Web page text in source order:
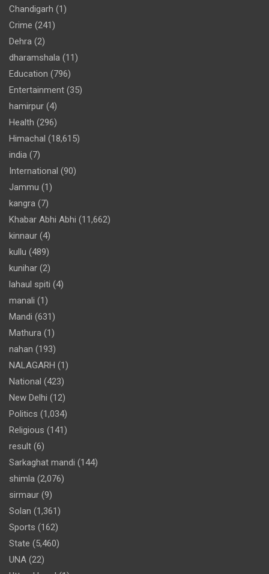
Chandigarh (1)
Crime (241)
Dehra (2)
dharamshala (11)
Education (796)
Entertainment (35)
hamirpur (4)
Health (296)
Himachal (18,615)
india (7)
International (90)
Jammu (1)
kangra (7)
Khabar Abhi Abhi (11,662)
kinnaur (4)
kullu (489)
kunihar (2)
lahaul spiti (4)
manali (1)
Mandi (631)
Mathura (1)
nahan (193)
NALAGARH (1)
National (423)
New Delhi (12)
Politics (1,034)
Religious (141)
result (6)
Sarkaghat mandi (144)
shimla (2,076)
sirmaur (9)
Solan (1,361)
Sports (162)
State (5,460)
UNA (22)